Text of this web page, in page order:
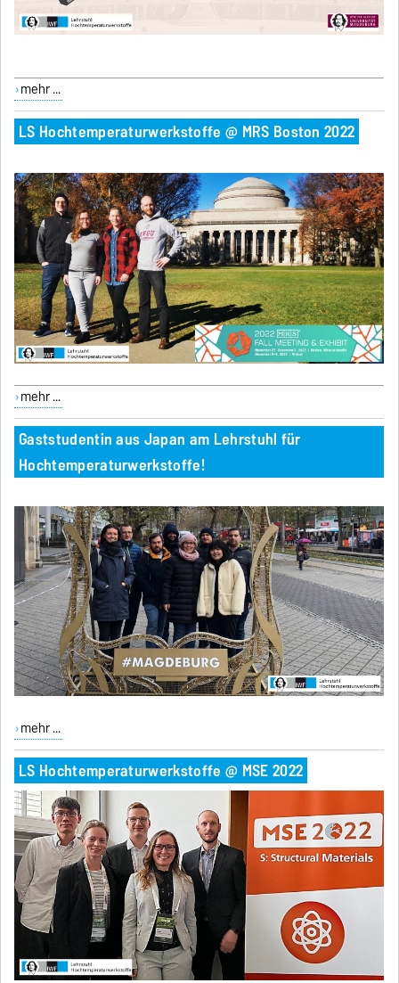
mehr ...
LS Hochtemperaturwerkstoffe @ MRS Boston 2022
mehr ...
Gaststudentin aus Japan am Lehrstuhl für
Hochtemperaturwerkstoffe!
mehr ...
LS Hochtemperaturwerkstoffe @ MSE 2022